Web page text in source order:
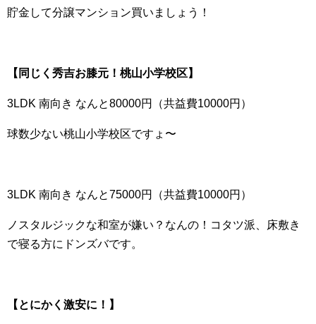
貯金して分譲マンション買いましょう！
【同じく秀吉お膝元！桃山小学校区】
3LDK 南向き なんと80000円（共益費10000円）
球数少ない桃山小学校区ですょ〜
3LDK 南向き なんと75000円（共益費10000円）
ノスタルジックな和室が嫌い？なんの！コタツ派、床敷き
で寝る方にドンズバです。
【とにかく激安に！】